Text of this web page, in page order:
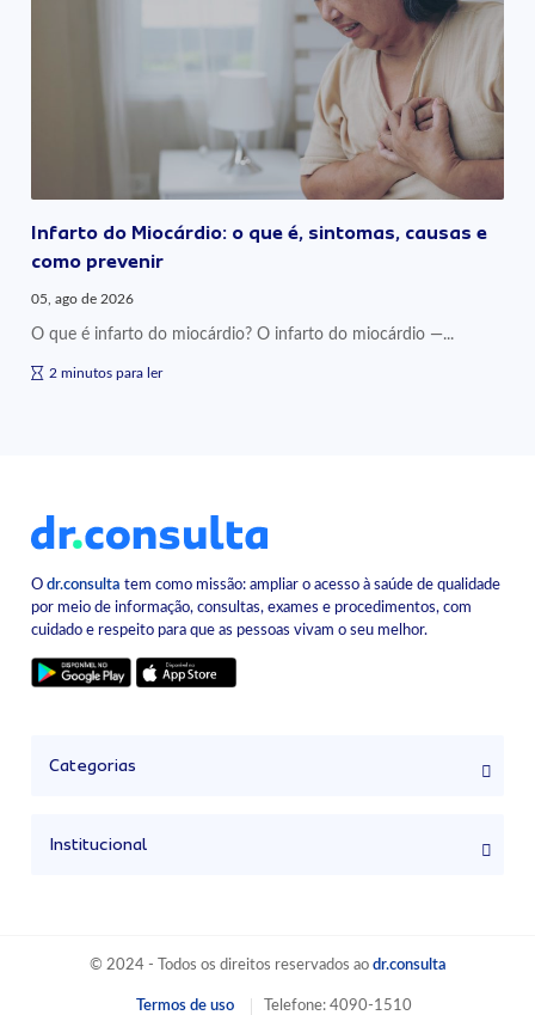
Infarto do Miocárdio: o que é, sintomas, causas e
como prevenir
05, ago de 2026
O que é infarto do miocárdio? O infarto do miocárdio —...
2 minutos para ler
Odr.consulta tem como missão: ampliar o acesso à saúde de qualidade
por meio de informação, consultas, exames e procedimentos, com
cuidado e respeito para que as pessoas vivam o seu melhor.
Categorias
Institucional
© 2024 - Todos os direitos reservados ao dr.consulta
Termos de uso Telefone: 4090-1510